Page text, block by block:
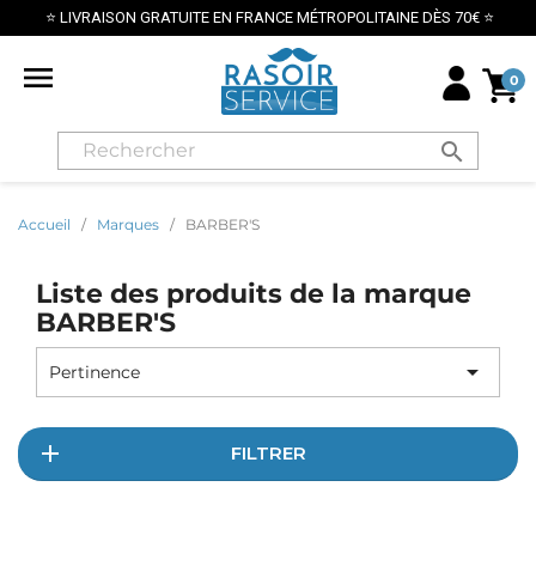
⭐ LIVRAISON GRATUITE EN FRANCE MÉTROPOLITAINE DÈS 70€ ⭐
 0
search
Accueil Marques BARBER'S
Liste des produits de la marque
BARBER'S
Pertinence 
FILTRER